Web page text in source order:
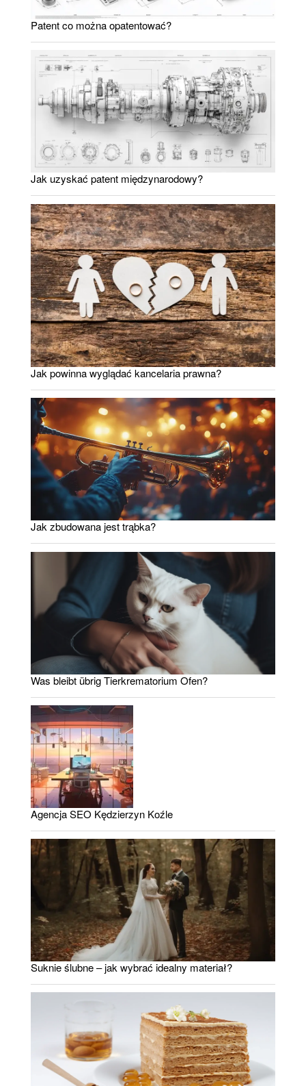
Patent co można opatentować?
Jak uzyskać patent międzynarodowy?
Jak powinna wyglądać kancelaria prawna?
Jak zbudowana jest trąbka?
Was bleibt übrig Tierkrematorium Ofen?
Agencja SEO Kędzierzyn Koźle
Suknie ślubne – jak wybrać idealny materiał?